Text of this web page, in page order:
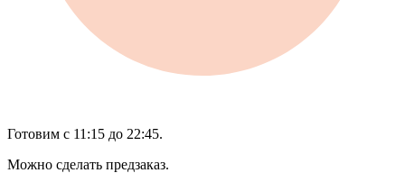
Готовим с 11:15 до 22:45.
Можно сделать предзаказ.